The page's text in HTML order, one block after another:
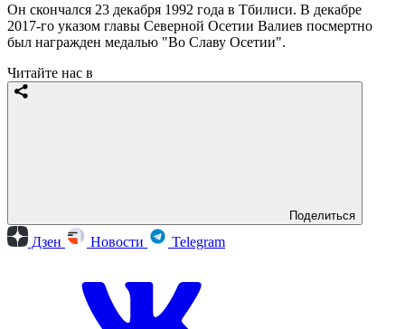
Он скончался 23 декабря 1992 года в Тбилиси. В декабре
2017-го указом главы Северной Осетии Валиев посмертно
был награжден медалью "Во Славу Осетии".
Читайте нас в
Поделиться
Дзен Новости Telegram